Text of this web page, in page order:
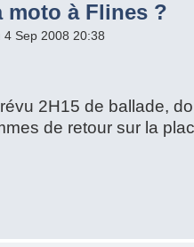
moto à Flines ?
4 Sep 2008 20:38
2H15 de ballade,
de retour sur la